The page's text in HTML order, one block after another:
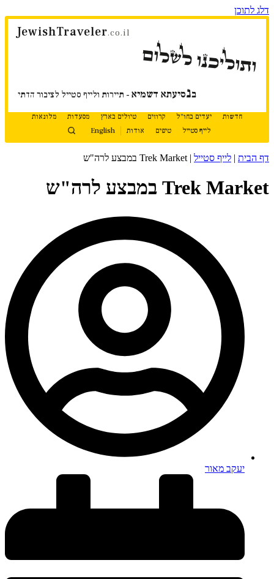
דלג לתוכן
JewishTraveler.co.il
ותוליכנו לשלום
בנסיעתא דשמיא - תיירות ולייף סטייל לציבור הדתי
חדשות יעדים בחו"ל קרוזים טיולים בארץ מסעדות
מלונאות
לייף סטייל
טיפים אודות English
דף הבית | לייף סטייל | Trek Market במבצע לרה"ש
Trek Market במבצע לרה"ש
יעקב מאור